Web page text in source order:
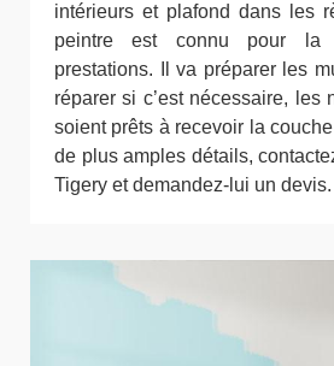
intérieurs et plafond dans les
peintre est connu pour la
prestations. Il va préparer les
réparer si c’est nécessaire, les
soient prêts à recevoir la
de plus amples détails,
Tigery et demandez-lui un devis.